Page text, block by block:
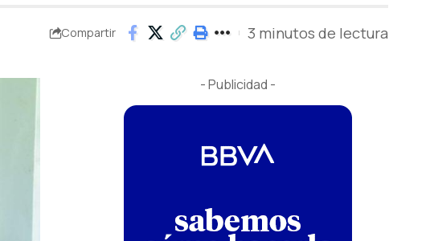
Compartir 3 minutos de lectura
- Publicidad -